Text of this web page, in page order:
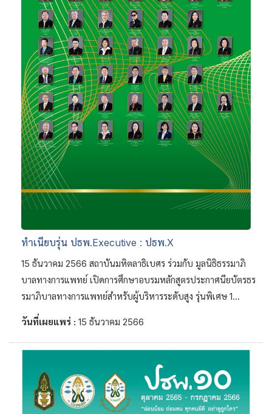
ทำเนียบรุ่น ปธพ.Executive : ปธพ.X
15 ธันวาคม 2566 สถาบันมหิตลาธิเบศร ร่วมกับ มูลนิธิธรรมาภิ
บาลทางการแพทย์ เปิดการศึกษาอบรมหลักสูตรประกาศนียบัตรธร
รมาภิบาลทางการแพทย์สำหรับผู้บริหารระดับสูง รุ่นพิเศษ 1...
วันที่เผยแพร่ : 15 ธันวาคม 2566